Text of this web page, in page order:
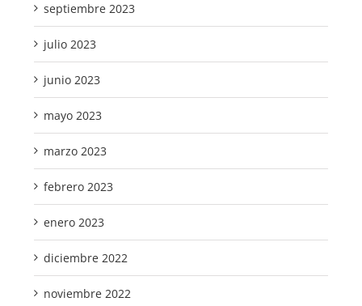
septiembre 2023
julio 2023
junio 2023
mayo 2023
marzo 2023
febrero 2023
enero 2023
diciembre 2022
noviembre 2022